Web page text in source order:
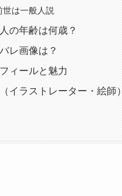
は一般人説
の年齢は何歳？
レ画像は？
ィールと魅力
イラストレーター・絵師）